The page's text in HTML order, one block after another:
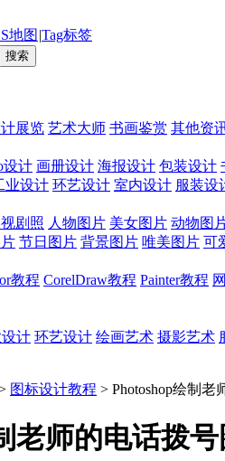
地图 |Tag标签
展览 艺术大师 书画鉴赏 其他资
设计 画册设计 海报设计 包装设计
业设计 环艺设计 室内设计 服装设
剧照 人物图片 美女图片 动物图
节日图片 背景图片 唯美图片 可
教程 CorelDraw教程 Painter教程
计 环艺设计 绘画艺术 摄影艺术
图标设计教程 > Photoshop绘制
老师的电话拨